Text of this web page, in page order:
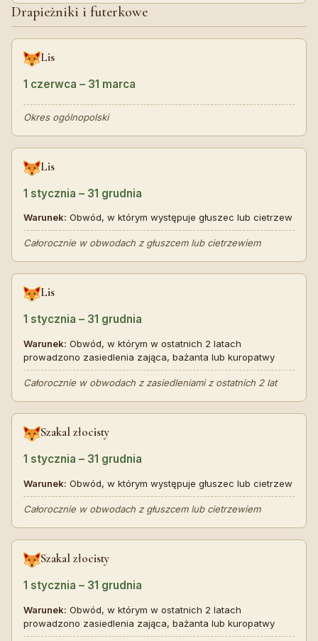
Drapieżniki i futerkowe
Lis
1 czerwca – 31 marca
Okres ogólnopolski
Lis
1 stycznia – 31 grudnia
Warunek: Obwód, w którym występuje głuszec lub cietrzew
Całorocznie w obwodach z głuszcem lub cietrzewiem
Lis
1 stycznia – 31 grudnia
Warunek: Obwód, w którym w ostatnich 2 latach
prowadzono zasiedlenia zająca, bażanta lub kuropatwy
Całorocznie w obwodach z zasiedleniami z ostatnich 2 lat
Szakal złocisty
1 stycznia – 31 grudnia
Warunek: Obwód, w którym występuje głuszec lub cietrzew
Całorocznie w obwodach z głuszcem lub cietrzewiem
Szakal złocisty
1 stycznia – 31 grudnia
Warunek: Obwód, w którym w ostatnich 2 latach
prowadzono zasiedlenia zająca, bażanta lub kuropatwy